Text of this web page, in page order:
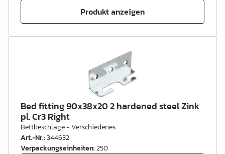
Produkt anzeigen
Bed fitting 90x38x20 2 hardened steel Zink
pl. Cr3 Right
Bettbeschläge - Verschiedenes
Art.-Nr.:344632
Verpackungseinheiten:250